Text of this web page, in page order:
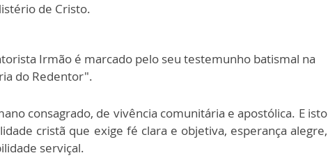
de Cristo.
Irmão é marcado pelo seu testemunho batismal na
do Redentor".
consagrado, de vivência comunitária e apostólica. E isto
cristã que exige fé clara e objetiva, esperança alegre,
serviçal.